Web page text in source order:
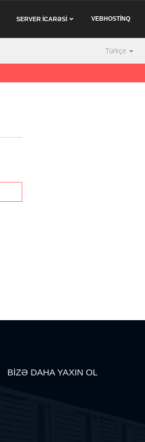
SERVER İCARƏSİ VEBHOSTİNQ
Türkçe
BİZƏ DAHA YAXIN OL